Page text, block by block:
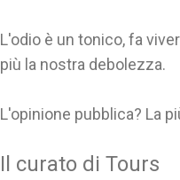
L'odio è un tonico, fa
più la nostra debolezza.
L'opinione pubblica? La
Il curato di Tours